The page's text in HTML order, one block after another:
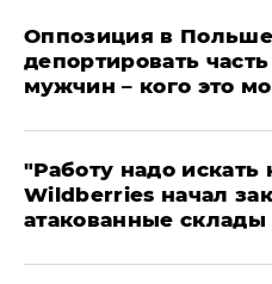
Оппозиция в
депортировать
мужчин – кого это
"Работу надо
Wildberries начал
атакованные склады